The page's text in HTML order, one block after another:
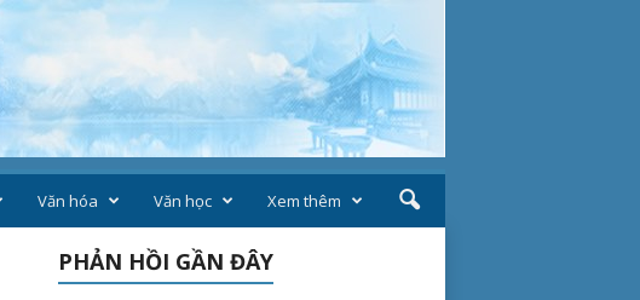
Văn hóa Văn học Xem thêm
PHẢN HỒI GẦN ĐÂY